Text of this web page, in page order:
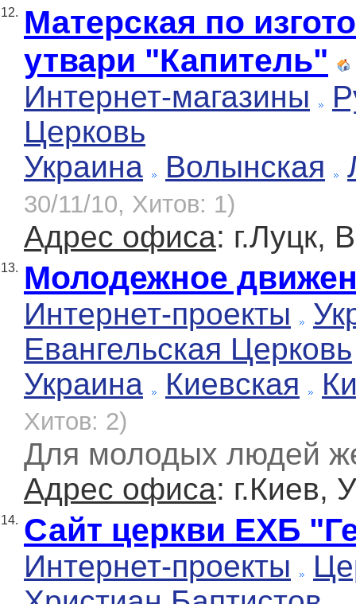
12. Матерская по
утвари "Капитель"
Интернет-магазины
Церковь
Украина
Волынская
30/11/10, Хитов: 1)
Адрес офиса: г.Луцк,
13. Молодежное
Интернет-проекты
Евангельская Церковь
Украина
Киевская
Хитов: 2)
Для молодых людей
Адрес офиса: г.Киев,
14. Сайт церкви ЕХБ
Интернет-проекты